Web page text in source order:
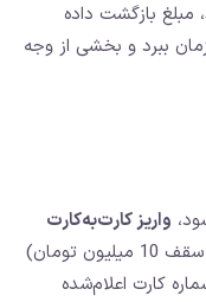
مبلغ بازگشت داده
72 ساعت کاری زمان ببرد و بخشی از وجه
واریز کارت‌به‌کارت
است. در این حالت باید مبلغ مورد نظر (تا سقف 10 میلیون تومان)
کارت اعلام‌شده